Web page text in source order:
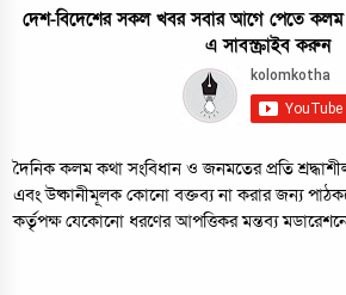
দেশ-বিদেশের সকল খবর সবার আগে পেতে কলম
এ সাবস্ক্রাইব করুন
দৈনিক কলম কথা সংবিধান ও জনমতের প্রতি
এবং উষ্কানীমূলক কোনো বক্তব্য না করার জন্য
কর্তৃপক্ষ যেকোনো ধরণের আপত্তিকর মন্তব্য